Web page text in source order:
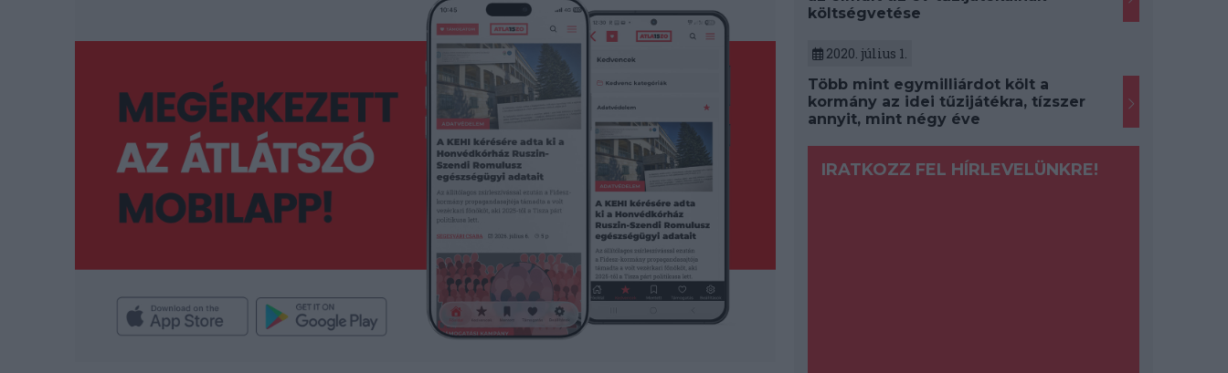
költségvetése
2020. július 1.
Több mint egymilliárdot költ a
kormány az idei tűzijátékra, tízszer
annyit, mint négy éve
IRATKOZZ FEL HÍRLEVELÜNKRE!